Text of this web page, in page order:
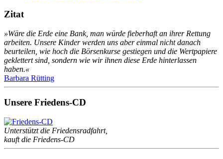
Zitat
»Wäre die Erde eine Bank, man würde fieberhaft an ihrer Rettung
arbeiten. Unsere Kinder werden uns aber einmal nicht danach
beurteilen, wie hoch die Börsenkurse gestiegen und die Wertpapiere
geklettert sind, sondern wie wir ihnen diese Erde hinterlassen
haben.«
Barbara Rütting
Unsere Friedens-CD
Unterstützt die Friedensradfahrt,
kauft die Friedens-CD